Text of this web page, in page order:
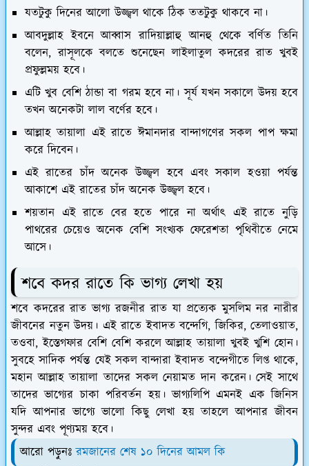
যতটুকু দিনের আলো উজ্জ্বল থাকে ঠিক ততটুকু থাকবে না।
আবদুল্লাহ ইবনে আব্বাস রাদিয়াল্লাহু আনহু থেকে বর্ণিত তিনি
বলেন, রাসূলকে বলতে শুনেছেন লাইলাতুল কদরের রাত খুবই
প্রফুল্লময় হবে।
এটি খুব বেশি ঠান্ডা বা গরম হবে না। সূর্য যখন সকালে উদয় হবে
তখন অনেকটা লাল বর্ণের হবে।
আল্লাহ তায়ালা এই রাতে ঈমানদার বান্দাগণের সকল পাপ ক্ষমা
করে দিবেন।
এই রাতের চাঁদ অনেক উজ্জ্বল হবে এবং সকাল হওয়া পর্যন্ত
আকাশে এই রাতের চাঁদ অনেক উজ্জ্বল হবে।
শয়তান এই রাতে বের হতে পারে না অর্থাৎ এই রাতে নুড়ি
পাথরের চেয়েও অনেক বেশি সংখ্যক ফেরেশতা পৃথিবীতে নেমে
আসে।
শবে কদর রাতে কি ভাগ্য লেখা হয়
শবে কদরের রাত ভাগ্য রজনীর রাত যা প্রত্যেক মুসলিম নর নারীর
জীবনের নতুন উদয়। এই রাতে ইবাদত বন্দেগি, জিকির, তেলাওয়াত,
তওবা, ইস্তেগফার বেশি বেশি করলে আল্লাহ তায়ালা খুবই খুশি হোন।
সুবহে সাদিক পর্যন্ত যেই সকল বান্দারা ইবাদত বন্দেগীতে লিপ্ত থাকে,
মহান আল্লাহ তায়ালা তাদের সকল নেয়ামত দান করেন। সেই সাথে
তাদের ভাগ্যের চাকা পরিবর্তন হয়। ভাগ্যলিপি এমনই এক জিনিস
যদি আপনার ভাগ্যে ভালো কিছু লেখা হয় তাহলে আপনার জীবন
সুন্দর এবং পূণ্যময় হবে।
আরো পড়ুনঃরমজানের শেষ ১০ দিনের আমল কি